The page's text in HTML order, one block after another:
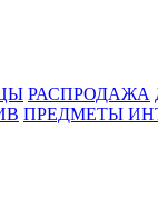
РАСПРОДАЖА
ПРЕДМЕТЫ